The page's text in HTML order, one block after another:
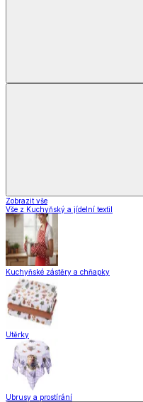
Zobrazit vše
Vše z Kuchyňský a jídelní textil
Kuchyňské zástěry a chňapky
Utěrky
Ubrusy a prostírání